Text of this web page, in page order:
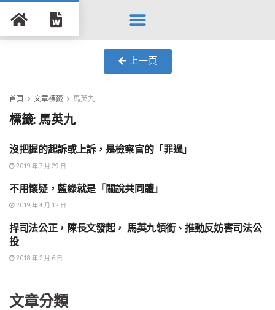
上一頁
首頁 文章標籤 馬英九
標籤:馬英九
身為法律人
沒把握的起訴或上訴，是檢察官的「罪過」
2019 年 7 月 29 日
法治建設
不用懷疑，藍綠就是「關說共同體」
2019 年 4 月 12 日
民主政治
捍司法公正，陳長文發起， 馬英九領銜、推動反妨害司法公
投
2018 年 2 月 6 日
文章分類